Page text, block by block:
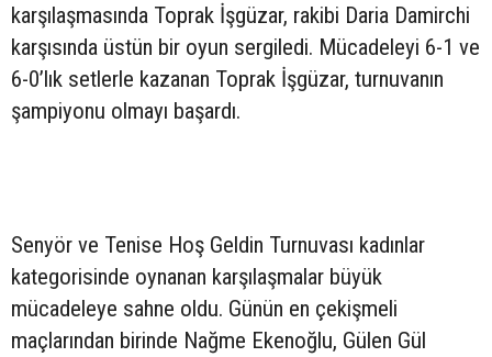
karşılaşmasında Toprak İşgüzar, rakibi Daria Damirchi
karşısında üstün bir oyun sergiledi. Mücadeleyi 6-1 ve
6-0’lık setlerle kazanan Toprak İşgüzar, turnuvanın
şampiyonu olmayı başardı.
Senyör ve Tenise Hoş Geldin Turnuvası kadınlar
kategorisinde oynanan karşılaşmalar büyük
mücadeleye sahne oldu. Günün en çekişmeli
maçlarından birinde Nağme Ekenoğlu, Gülen Gül